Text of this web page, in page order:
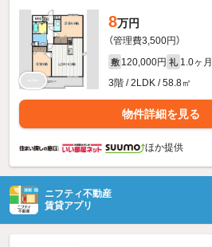
8万円
（管理費3,500円）
敷 120,000円 礼 1.0ヶ月
3階 / 2LDK / 58.8㎡
物件詳細を見る
ほか提供
ニフティ不動産
賃貸アプリ